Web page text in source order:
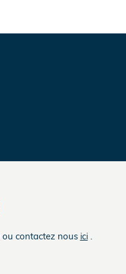
ou contactez nous ici.